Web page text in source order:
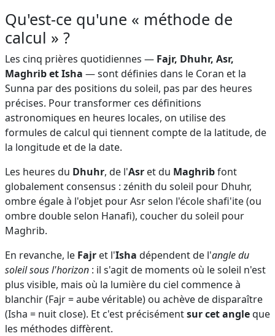
Qu'est-ce qu'une « méthode de
calcul » ?
Les cinq prières quotidiennes — Fajr, Dhuhr, Asr,
Maghrib et Isha — sont définies dans le Coran et la
Sunna par des positions du soleil, pas par des heures
précises. Pour transformer ces définitions
astronomiques en heures locales, on utilise des
formules de calcul qui tiennent compte de la latitude, de
la longitude et de la date.
Les heures du Dhuhr, de l'Asr et du Maghribfont
globalement consensus : zénith du soleil pour Dhuhr,
ombre égale à l'objet pour Asr selon l'école shafi'ite (ou
ombre double selon Hanafi), coucher du soleil pour
Maghrib.
En revanche, le Fajr et l'Isha dépendent de l'angle du
soleil sous l'horizon : il s'agit de moments où le soleil n'est
plus visible, mais où la lumière du ciel commence à
blanchir (Fajr = aube véritable) ou achève de disparaître
(Isha = nuit close). Et c'est précisémentsur cet angleque
les méthodes diffèrent.